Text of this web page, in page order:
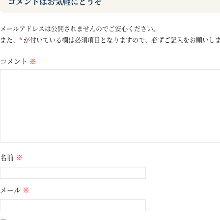
メールアドレスは公開されませんのでご安心ください。
また、 * が付いている欄は必須項目となりますので、必ずご記入をお願いし
コメント ※
名前 ※
メール ※